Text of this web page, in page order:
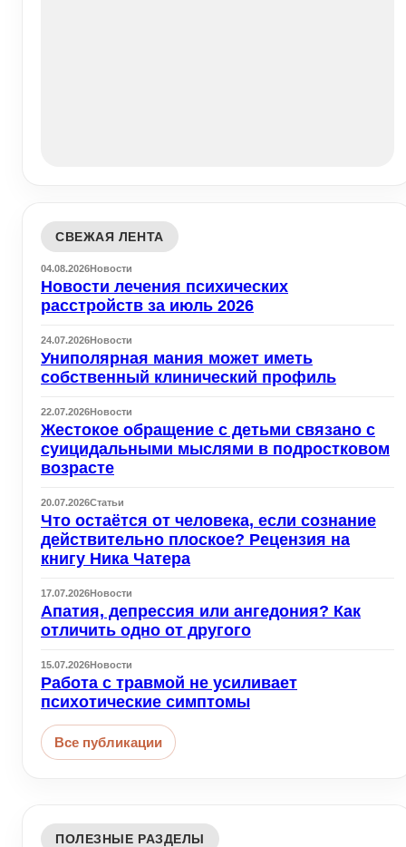
СВЕЖАЯ ЛЕНТА
04.08.2026Новости
Новости лечения психических
расстройств за июль 2026
24.07.2026Новости
Униполярная мания может иметь
собственный клинический профиль
22.07.2026Новости
Жестокое обращение с детьми связано с
суицидальными мыслями в подростковом
возрасте
20.07.2026Статьи
Что остаётся от человека, если сознание
действительно плоское? Рецензия на
книгу Ника Чатера
17.07.2026Новости
Апатия, депрессия или ангедония? Как
отличить одно от другого
15.07.2026Новости
Работа с травмой не усиливает
психотические симптомы
Все публикации
ПОЛЕЗНЫЕ РАЗДЕЛЫ